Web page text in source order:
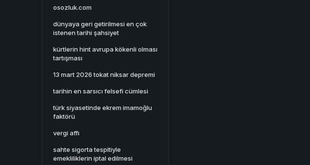
osozluk.com
dünyaya geri getirilmesi en çok
istenen tarihi şahsiyet
kürtlerin hint avrupa kökenli olması
tartışması
13 mart 2026 tokat niksar depremi
tarihin en sarsıcı felsefi cümlesi
türk siyasetinde ekrem imamoğlu
faktörü
vergi affı
sahte sigorta tespitiyle
emekliliklerin iptal edilmesi